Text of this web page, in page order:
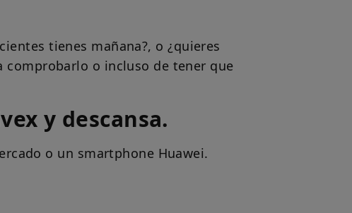
tienes mañana?, o ¿quieres
comprobarlo o incluso de tener que
y descansa.
o un smartphone Huawei.